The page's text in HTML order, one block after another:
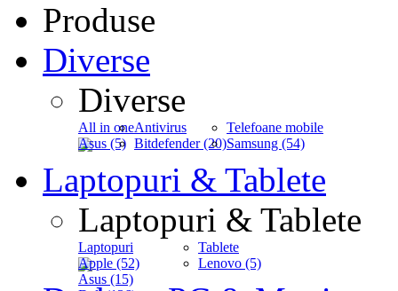
Produse
Diverse
Diverse
All in one
Asus (5)
Antivirus
Bitdefender (20)
Telefoane mobile
Samsung (54)
Laptopuri & Tablete
Laptopuri & Tablete
Laptopuri
Apple (52)
Asus (15)
Tablete
Lenovo (5)